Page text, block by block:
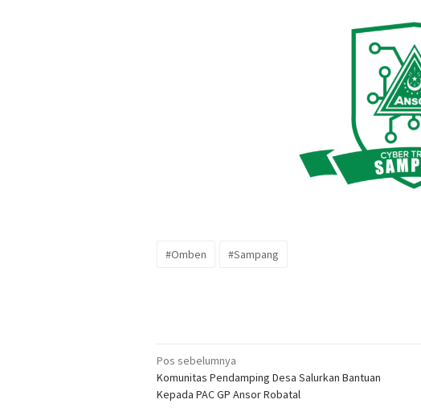
#Omben #Sampang
Navigasi
pos
Pos sebelumnya
Komunitas Pendamping Desa Salurkan Bantuan
Kepada PAC GP Ansor Robatal